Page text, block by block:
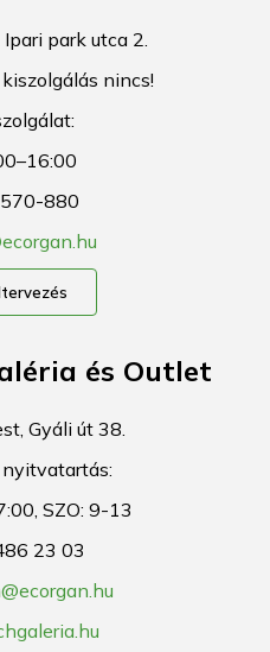
park utca 2.
nincs!
880
és Outlet
Gyáli út 38.
SZO: 9-13
23 03